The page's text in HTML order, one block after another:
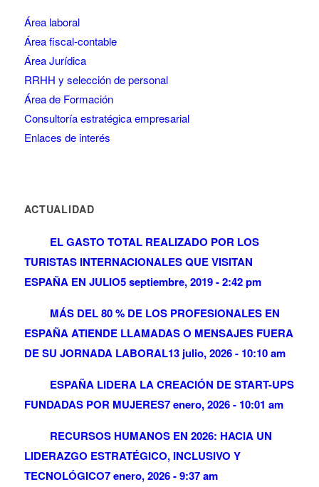
Área laboral
Área fiscal-contable
Área Jurídica
RRHH y selección de personal
Área de Formación
Consultoría estratégica empresarial
Enlaces de interés
ACTUALIDAD
EL GASTO TOTAL REALIZADO POR LOS
TURISTAS INTERNACIONALES QUE VISITAN
ESPAÑA EN JULIO5 septiembre, 2019 - 2:42 pm
MÁS DEL 80 % DE LOS PROFESIONALES EN
ESPAÑA ATIENDE LLAMADAS O MENSAJES FUERA
DE SU JORNADA LABORAL13 julio, 2026 - 10:10 am
ESPAÑA LIDERA LA CREACIÓN DE START-UPS
FUNDADAS POR MUJERES7 enero, 2026 - 10:01 am
RECURSOS HUMANOS EN 2026: HACIA UN
LIDERAZGO ESTRATÉGICO, INCLUSIVO Y
TECNOLÓGICO7 enero, 2026 - 9:37 am